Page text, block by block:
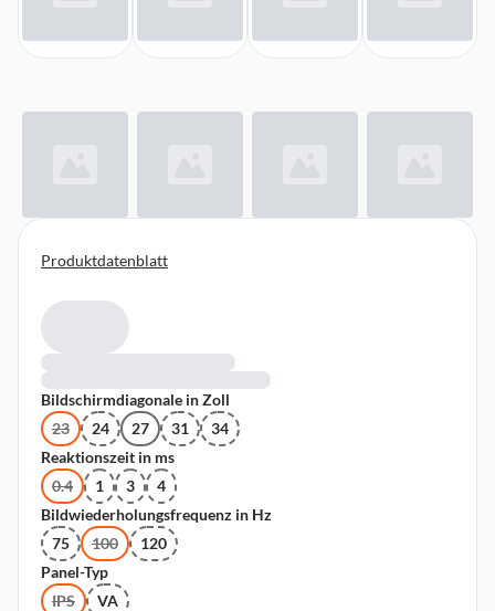
Produktdatenblatt
Bildschirmdiagonale in Zoll
23
24 27 31
34
Reaktionszeit in ms
0.4
1 3
4
Bildwiederholungsfrequenz in Hz
75
100
120
Panel-Typ
IPS
VA